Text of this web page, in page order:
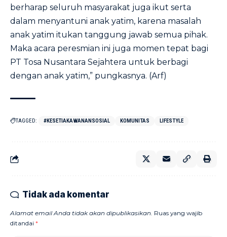
berharap seluruh masyarakat juga ikut serta
dalam menyantuni anak yatim, karena masalah
anak yatim itukan tanggung jawab semua pihak.
Maka acara peresmian ini juga momen tepat bagi
PT Tosa Nusantara Sejahtera untuk berbagi
dengan anak yatim,” pungkasnya. (Arf)
TAGGED: #KESETIAKAWANANSOSIAL KOMUNITAS LIFESTYLE
Tidak ada komentar
Alamat email Anda tidak akan dipublikasikan. Ruas yang wajib
ditandai *